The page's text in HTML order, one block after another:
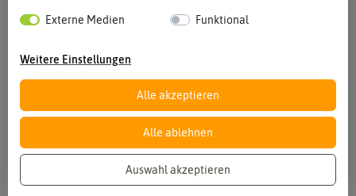
Vergrößern durch berühren
Externe Medien Funktional
Weitere Einstellungen
Alle akzeptieren
Alle ablehnen
Auswahl akzeptieren